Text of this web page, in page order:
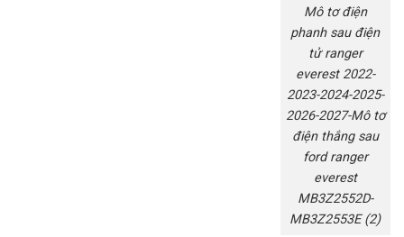
Mô tơ điện
phanh sau điện
tử ranger
everest 2022-
2023-2024-2025-
2026-2027-Mô tơ
điện thắng sau
ford ranger
everest
MB3Z2552D-
MB3Z2553E (2)